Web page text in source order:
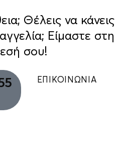
Θέλεις να κάνεις
Είμαστε στη
σου!
ΕΠΙΚΟΙΝΩΝΙΑ